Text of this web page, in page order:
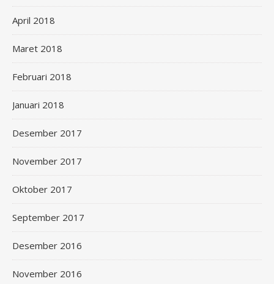
April 2018
Maret 2018
Februari 2018
Januari 2018
Desember 2017
November 2017
Oktober 2017
September 2017
Desember 2016
November 2016